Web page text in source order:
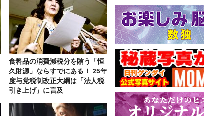
食料品の消費減税分を賄う「恒
久財源」ならすでにある！ 25年
度与党税制改正大綱は「法人税
引き上げ」に言及